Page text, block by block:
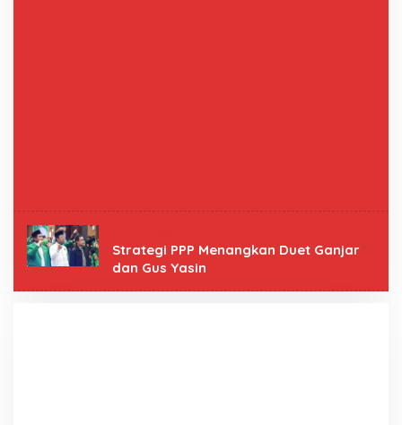
Strategi PPP Menangkan Duet Ganjar
dan Gus Yasin